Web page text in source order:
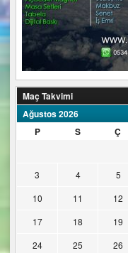
Maç Takvimi
Ağustos 2026
P
S Ç
3
4 5
10
11 12
17
18 19
24
25 26